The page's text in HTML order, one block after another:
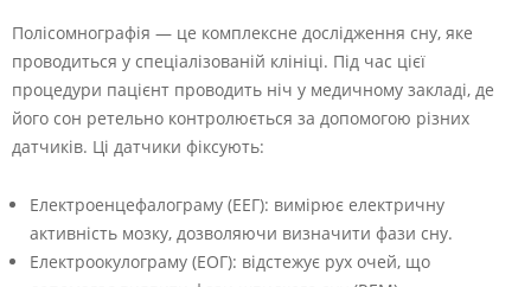
Полісомнографія — це комплексне дослідження сну, яке
проводиться у спеціалізованій клініці. Під час цієї
процедури пацієнт проводить ніч у медичному закладі, де
його сон ретельно контролюється за допомогою різних
датчиків. Ці датчики фіксують:
Електроенцефалограму (ЕЕГ): вимірює електричну
активність мозку, дозволяючи визначити фази сну.
Електроокулограму (ЕОГ): відстежує рух очей, що